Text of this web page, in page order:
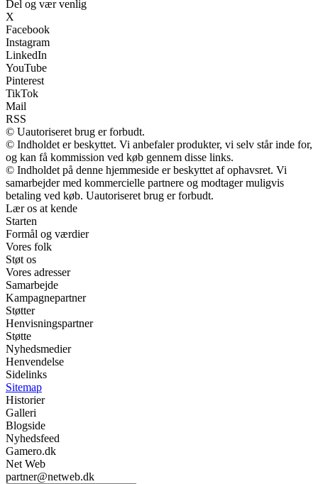
Del og vær venlig
X
Facebook
Instagram
LinkedIn
YouTube
Pinterest
TikTok
Mail
RSS
© Uautoriseret brug er forbudt.
© Indholdet er beskyttet. Vi anbefaler produkter, vi selv står inde for,
og kan få kommission ved køb gennem disse links.
© Indholdet på denne hjemmeside er beskyttet af ophavsret. Vi
samarbejder med kommercielle partnere og modtager muligvis
betaling ved køb. Uautoriseret brug er forbudt.
Lær os at kende
Starten
Formål og værdier
Vores folk
Støt os
Vores adresser
Samarbejde
Kampagnepartner
Støtter
Henvisningspartner
Støtte
Nyhedsmedier
Henvendelse
Sidelinks
Sitemap
Historier
Galleri
Blogside
Nyhedsfeed
Gamero.dk
Net Web
partner@netweb.dk